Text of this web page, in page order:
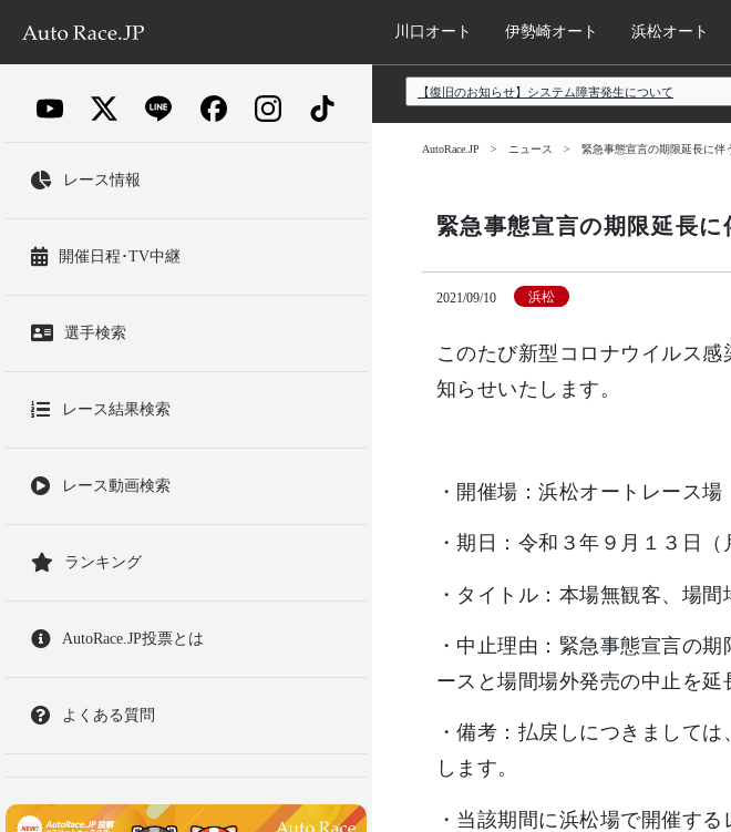
川口オート 伊勢崎オート 浜松オート
レース情報
開催日程･TV中継
選手検索
レース結果検索
レース動画検索
ランキング
AutoRace.JP投票とは
よくある質問
【復旧のお知らせ】システム障害発生について
AutoRace.JP ニュース 緊急事態宣言の期限延長に伴
緊急事態宣言の期限延長
2021/09/10 浜松
このたび新型コロナウイルス
知らせいたします。
・開催場：浜松オートレース場
・期日：令和３年９月１３日
・タイトル：本場無観客、場
・中止理由：緊急事態宣言の
ースと場間場外発売の中止を延
・備考：払戻しにつきまして
します。
・当該期間に浜松場で開催する